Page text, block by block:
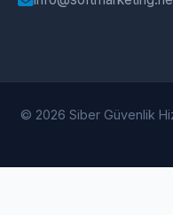
© 2026 Siber Güvenlik